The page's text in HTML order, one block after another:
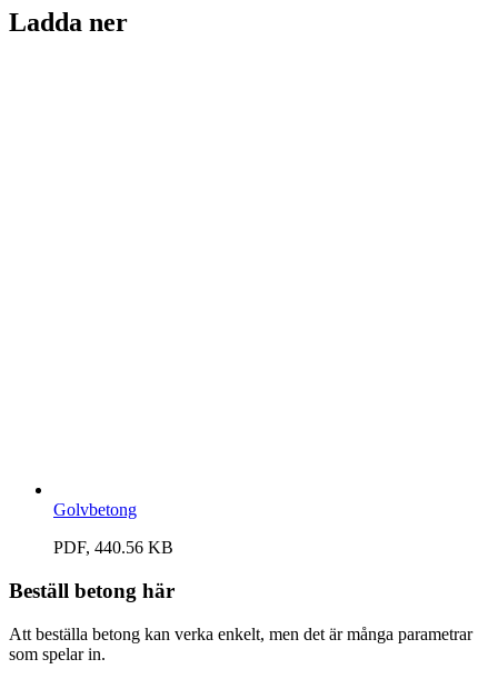
Ladda ner
Golvbetong
PDF, 440.56 KB
Beställ betong här
Att beställa betong kan verka enkelt, men det är många parametrar
som spelar in.